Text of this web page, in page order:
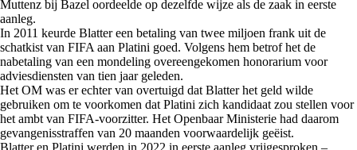
Muttenz bij Bazel oordeelde op dezelfde wijze als de zaak in eerste
aanleg.
In 2011 keurde Blatter een betaling van twee miljoen frank uit de
schatkist van FIFA aan Platini goed. Volgens hem betrof het de
nabetaling van een mondeling overeengekomen honorarium voor
adviesdiensten van tien jaar geleden.
Het OM was er echter van overtuigd dat Blatter het geld wilde
gebruiken om te voorkomen dat Platini zich kandidaat zou stellen voor
het ambt van FIFA-voorzitter. Het Openbaar Ministerie had daarom
gevangenisstraffen van 20 maanden voorwaardelijk geëist.
Blatter en Platini werden in 2022 in eerste aanleg vrijgesproken –